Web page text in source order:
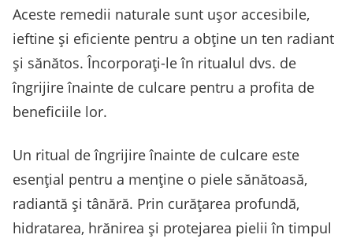
Aceste remedii naturale sunt ușor accesibile,
ieftine și eficiente pentru a obține un ten radiant
și sănătos. Încorporați-le în ritualul dvs. de
îngrijire înainte de culcare pentru a profita de
beneficiile lor.
Un ritual de îngrijire înainte de culcare este
esențial pentru a menține o piele sănătoasă,
radiantă și tânără. Prin curățarea profundă,
hidratarea, hrănirea și protejarea pielii în timpul